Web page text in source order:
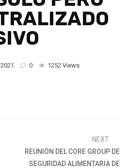
0 1252 Views
NEXT
REUNIÓN DEL CORE GROUP DE
SEGURIDAD ALIMENTARIA DE